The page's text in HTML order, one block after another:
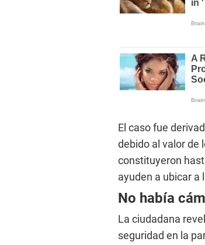
El caso fue
debido al valor de
constituyeron
ayuden a ubicar a
No había
La ciudadana
seguridad en la